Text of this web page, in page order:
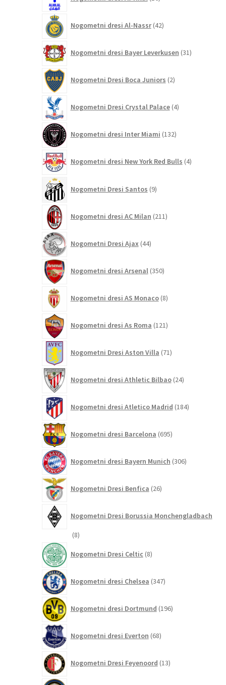
izdelkov
Nogometni dresi Al-Nassr 42izdelkov
Nogometni dresi Bayer Leverkusen 31izdelkov
Nogometni Dresi Boca Juniors 2izdelka
Nogometni Dresi Crystal Palace 4izdelki
Nogometni dresi Inter Miami 132izdelkov
Nogometni dresi New York Red Bulls 4izdelki
Nogometni Dresi Santos 9izdelkov
Nogometni dresi AC Milan 211izdelkov
Nogometni Dresi Ajax 44izdelkov
Nogometni dresi Arsenal 350izdelkov
Nogometni dresi AS Monaco 8izdelkov
Nogometni dresi As Roma 121izdelkov
Nogometni Dresi Aston Villa 71izdelkov
Nogometni dresi Athletic Bilbao 24izdelkov
Nogometni dresi Atletico Madrid 184izdelkov
Nogometni dresi Barcelona 695izdelkov
Nogometni dresi Bayern Munich 306izdelkov
Nogometni Dresi Benfica 26izdelkov
Nogometni Dresi Borussia Monchengladbach
88
Nogometni Dresi Celtic 8izdelkov
Nogometni dresi Chelsea 347izdelkov
Nogometni dresi Dortmund 196izdelkov
Nogometni dresi Everton 68izdelkov
Nogometni Dresi Feyenoord 13izdelkov